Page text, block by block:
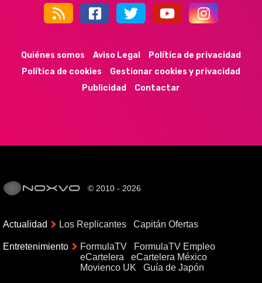
44k 9k 35k 352
Quiénes somos Aviso Legal
Política de privacidad
Política de cookies
Gestionar cookies y privacidad
Publicidad
Contactar
© 2010 - 2026
Actualidad Los Replicantes Capitán Ofertas
Entretenimiento FormulaTV
FormulaTV Empleo
eCartelera
eCartelera México
Movienco UK
Guía de Japón